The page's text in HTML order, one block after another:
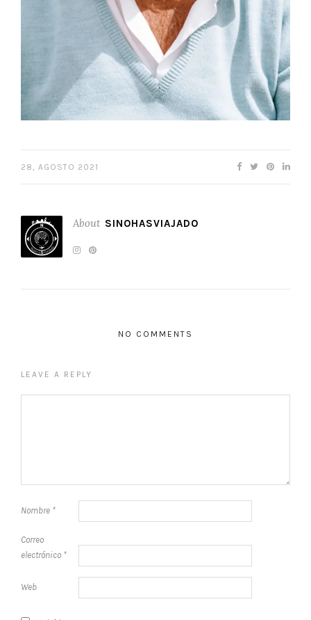
28, AGOSTO 2021
About SINOHASVIAJADO
NO COMMENTS
LEAVE A REPLY
Nombre *
Correo
electrónico *
Web